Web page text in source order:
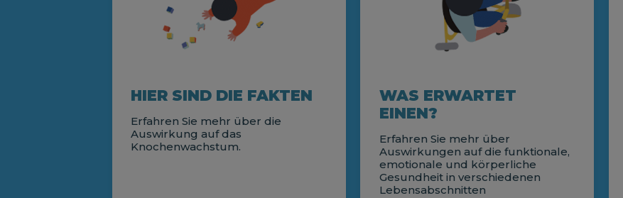
HIER SIND DIE FAKTEN
Erfahren Sie mehr über die
Auswirkung auf das
Knochenwachstum.
WAS ERWARTET
EINEN?
Erfahren Sie mehr über
Auswirkungen auf die funktionale,
emotionale und körperliche
Gesundheit in verschiedenen
Lebensabschnitten